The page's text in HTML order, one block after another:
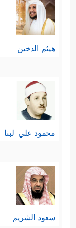
هيثم الدخين
محمود علي البنا
سعود الشريم